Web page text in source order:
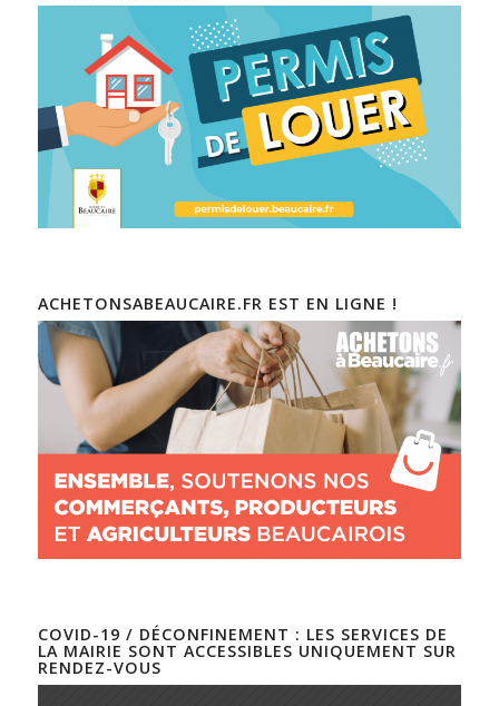
ACHETONSABEAUCAIRE.FR EST EN LIGNE !
COVID-19 / DÉCONFINEMENT : LES SERVICES DE
LA MAIRIE SONT ACCESSIBLES UNIQUEMENT SUR
RENDEZ-VOUS